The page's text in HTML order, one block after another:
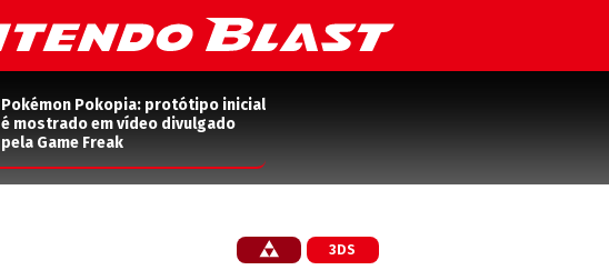
Pokémon Pokopia: protótipo inicial
é mostrado em vídeo divulgado
pela Game Freak
3DS